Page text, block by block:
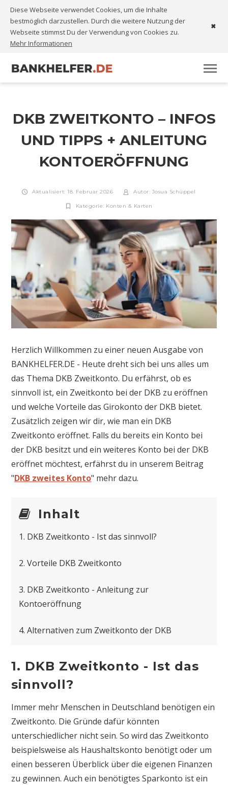
DKB ZWEITKONTO – INFOS
UND TIPPS + ANLEITUNG
KONTOERÖFFNUNG
Aktualisiert: 18. Februar 2026 Autor: Josua Schüppel
Kategorie: Konten & Karten
Herzlich Willkommen zu einer neuen Ausgabe von
BANKHELFER.DE - Heute dreht sich bei uns alles um
das Thema DKB Zweitkonto. Du erfährst, ob es
sinnvoll ist, ein Zweitkonto bei der DKB zu eröffnen
und welche Vorteile das Girokonto der DKB bietet.
Zusätzlich zeigen wir dir, wie man ein DKB
Zweitkonto eröffnet. Falls du bereits ein Konto bei
der DKB besitzt und ein weiteres Konto bei der DKB
eröffnet möchtest, erfährst du in unserem Beitrag
"DKB zweites Konto" mehr dazu.
Inhalt
1. DKB Zweitkonto - Ist das sinnvoll?
2. Vorteile DKB Zweitkonto
3. DKB Zweitkonto - Anleitung zur
Kontoeröffnung
4. Alternativen zum Zweitkonto der DKB
1. DKB Zweitkonto - Ist das
sinnvoll?
Immer mehr Menschen in Deutschland benötigen ein
Zweitkonto. Die Gründe dafür könnten
unterschiedlicher nicht sein. So wird das Zweitkonto
beispielsweise als Haushaltskonto benötigt oder um
einen besseren Überblick über die eigenen Finanzen
zu gewinnen. Auch ein benötigtes Sparkonto ist ein
Diese Webseite verwendet Cookies, um die Inhalte
bestmöglich darzustellen. Durch die weitere Nutzung der
Webseite stimmst Du der Verwendung von Cookies zu.
Mehr Informationen
✖